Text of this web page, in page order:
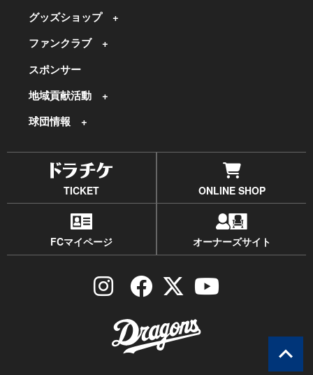
グッズショップ
ファンクラブ
スポンサー
地域貢献活動
球団情報
TICKET ONLINE SHOP
FCマイページ オーナーズサイト